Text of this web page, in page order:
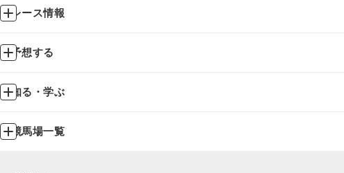
レース情報
予想する
知る・学ぶ
競馬場一覧